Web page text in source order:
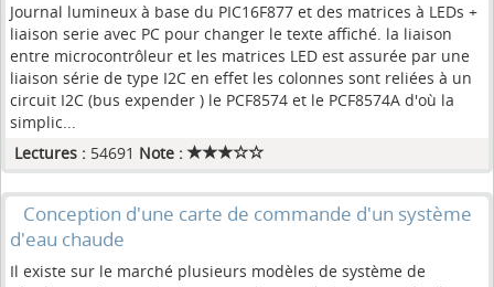
Journal lumineux à base du PIC16F877 et des matrices à LEDs +
liaison serie avec PC pour changer le texte affiché. la liaison
entre microcontrôleur et les matrices LED est assurée par une
liaison série de type I2C en effet les colonnes sont reliées à un
circuit I2C (bus expender ) le PCF8574 et le PCF8574A d'où la
simplic...
Lectures : 54691 Note :
Conception d'une carte de commande d'un système
d'eau chaude
Il existe sur le marché plusieurs modèles de système de